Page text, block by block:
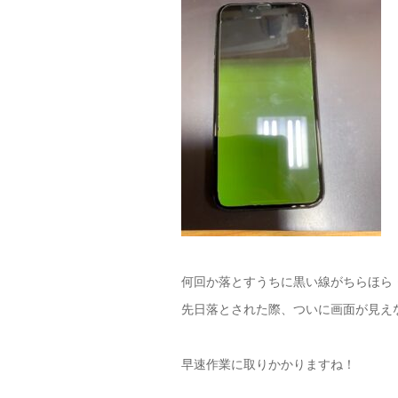
何回か落とすうちに黒い線がちらほら
先日落とされた際、ついに画面が見え
早速作業に取りかかりますね！